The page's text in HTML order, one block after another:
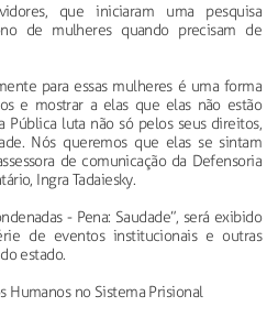
que iniciaram uma pesquisa
de mulheres quando precisam de
para essas mulheres é uma forma
e mostrar a elas que elas não estão
Pública luta não só pelos seus direitos,
Nós queremos que elas se sintam
de comunicação da Defensoria
Ingra Tadaiesky.
- Pena: Saudade”, será exibido
de eventos institucionais e outras
estado.
Humanos no Sistema Prisional